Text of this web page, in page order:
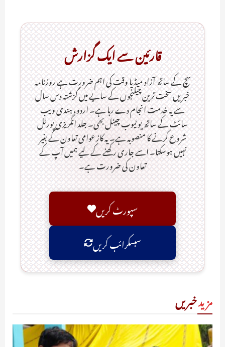
قارئین سے ایک گزارش
سچ کے ساتھ آزاد میڈیا وقت کی اہم ضرورت ہےـ روزنامہ
خبریں سخت ترین چیلنجوں کے سایے میں گزشتہ دس سال
سے یہ خدمت انجام دے رہا ہے۔ اردو، ہندی ویب
سائٹ کے ساتھ یو ٹیوب چینل بھی۔ جلد انگریزی پورٹل
شروع کرنے کا منصوبہ ہے۔ یہ کاز عوامی تعاون کے بغیر
نہیں ہوسکتا۔ اسے جاری رکھنے کے لیے ہمیں آپ کے
تعاون کی ضرورت ہے۔
سپورٹ کریں
سبسکرائب کریں
مزیدخبریں